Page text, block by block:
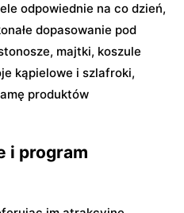
odpowiednie na co dzień,
dopasowanie pod
majtki, koszule
kąpielowe i szlafroki,
produktów
i program